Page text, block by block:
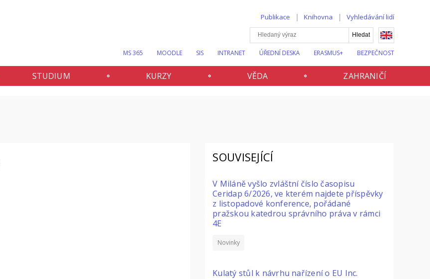
Publikace Knihovna Vyhledávání lidí
MS 365 MOODLE SIS INTRANET ÚŘEDNÍ DESKA ERASMUS+ BEZPEČNOST
STUDIUM KURZY VĚDA ZAHRANIČÍ
SOUVISEJÍCÍ
V Miláně vyšlo zvláštní číslo časopisu
Ceridap 6/2026, ve kterém najdete příspěvky
z listopadové konference, pořádané
pražskou katedrou správního práva v rámci
4E
Novinky
Kulatý stůl k návrhu nařízení o EU Inc.